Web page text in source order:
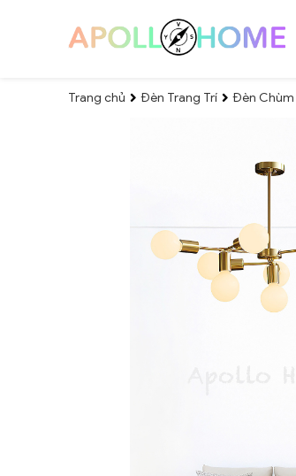
Trang chủ Đèn Trang Trí Đèn Chùm